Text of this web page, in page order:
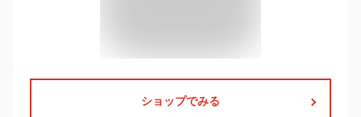
ショップでみる